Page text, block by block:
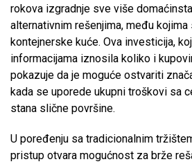
rokova izgradnje sve više
alternativnim rešenjima, među kojima
kontejnerske kuće. Ova investicija,
informacijama iznosila koliko i
pokazuje da je moguće ostvariti
kada se uporede ukupni troškovi sa
stana slične površine.
U poređenju sa tradicionalnim
pristup otvara mogućnost za brže